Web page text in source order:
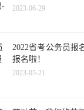
2023-06-29
2022省考公务员报
报名啦！
2023-05-21